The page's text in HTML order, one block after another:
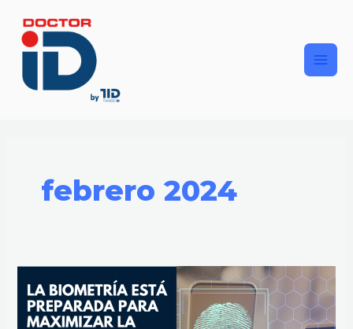
contenido
febrero 2024
biometría
está
preparada